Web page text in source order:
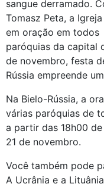
sangue derramado.
Tomasz Peta, a
em oração em todos
paróquias da capital
de novembro, festa
Rússia empreende
Na Bielo-Rússia, a
várias paróquias de
a partir das 18h00
21 de novembro.
Você também pode
A Ucrânia e a